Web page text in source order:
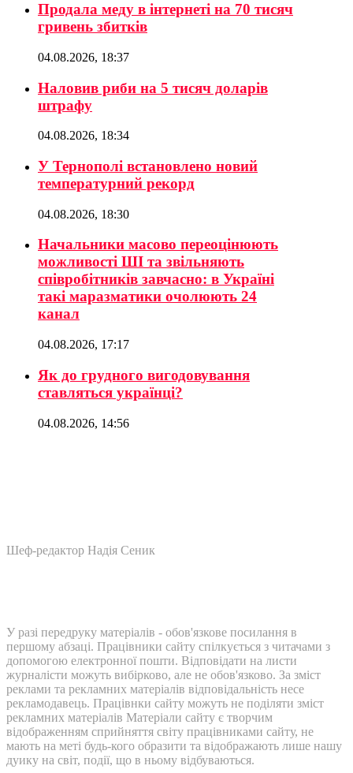
Продала меду в інтернеті на 70 тисяч
гривень збитків
04.08.2026, 18:37
Наловив риби на 5 тисяч доларів
штрафу
04.08.2026, 18:34
У Тернополі встановлено новий
температурний рекорд
04.08.2026, 18:30
Начальники масово переоцінюють
можливості ШІ та звільняють
співробітників завчасно: в Україні
такі маразматики очолюють 24
канал
04.08.2026, 17:17
Як до грудного вигодовування
ставляться українці?
04.08.2026, 14:56
Шеф-редактор Надія Сеник
У разі передруку матеріалів - обов'язкове посилання в
першому абзаці. Працівники сайту спілкується з читачами з
допомогою електронної пошти. Відповідати на листи
журналісти можуть вибірково, але не обов'язково. За зміст
реклами та рекламних матеріалів відповідальність несе
рекламодавець. Працівнки сайту можуть не поділяти зміст
рекламних матеріалів Матеріали сайту є творчим
відображенням сприйняття світу працівниками сайту, не
мають на меті будь-кого образити та відображають лише нашу
дуику на світ, події, що в ньому відбуваються.